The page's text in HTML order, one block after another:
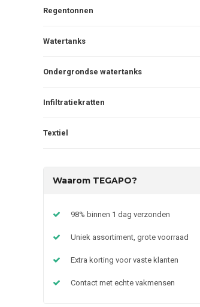
Regentonnen
Watertanks
Ondergrondse watertanks
Infiltratiekratten
Textiel
Waarom TEGAPO?
98% binnen 1 dag verzonden
Uniek assortiment, grote voorraad
Extra korting voor vaste klanten
Contact met echte vakmensen